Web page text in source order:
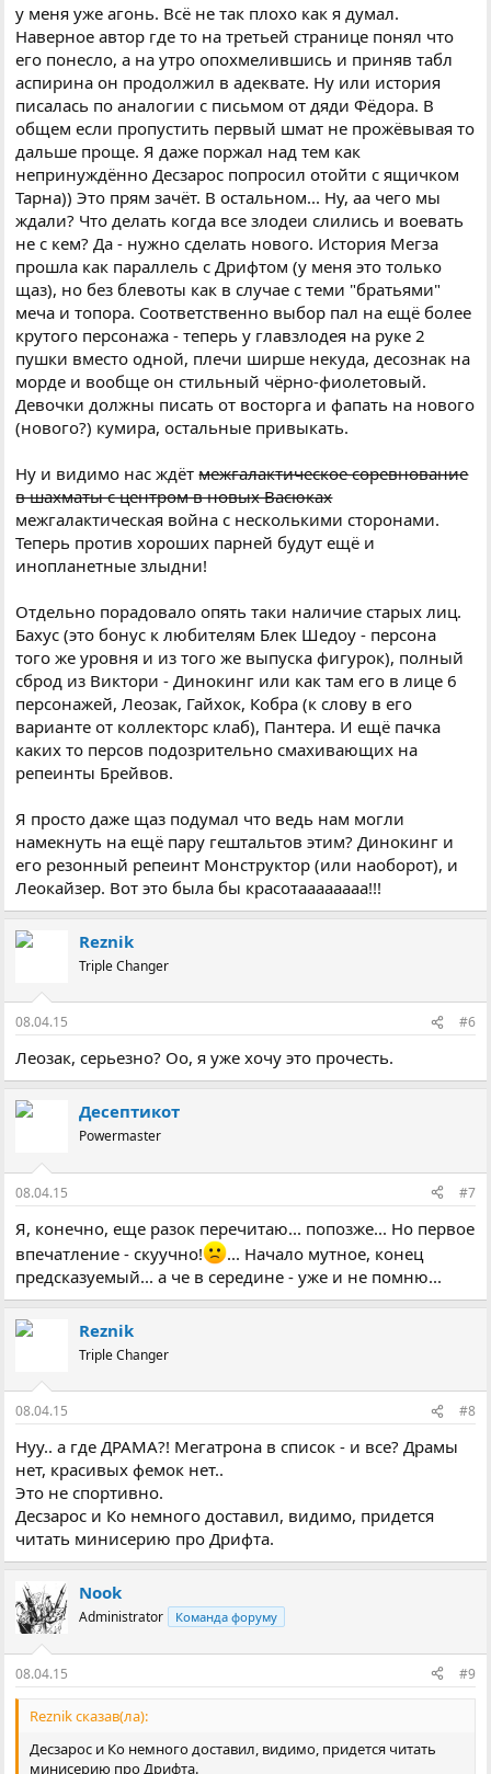
у меня уже агонь. Всё не так плохо как я думал.
Наверное автор где то на третьей странице понял что
его понесло, а на утро опохмелившись и приняв табл
аспирина он продолжил в адеквате. Ну или история
писалась по аналогии с письмом от дяди Фёдора. В
общем если пропустить первый шмат не прожёвывая то
дальше проще. Я даже поржал над тем как
непринуждённо Десзарос попросил отойти с ящичком
Тарна)) Это прям зачёт. В остальном... Ну, аа чего мы
ждали? Что делать когда все злодеи слились и воевать
не с кем? Да - нужно сделать нового. История Мегза
прошла как параллель с Дрифтом (у меня это только
щаз), но без блевоты как в случае с теми "братьями"
меча и топора. Соответственно выбор пал на ещё более
крутого персонажа - теперь у главзлодея на руке 2
пушки вместо одной, плечи ширше некуда, десознак на
морде и вообще он стильный чёрно-фиолетовый.
Девочки должны писать от восторга и фапать на нового
(нового?) кумира, остальные привыкать.
Ну и видимо нас ждётмежгалактическое соревнование
в шахматы с центром в новых Васюках
межгалактическая война с несколькими сторонами.
Теперь против хороших парней будут ещё и
инопланетные злыдни!
Отдельно порадовало опять таки наличие старых лиц.
Бахус (это бонус к любителям Блек Шедоу - персона
того же уровня и из того же выпуска фигурок), полный
сброд из Виктори - Динокинг или как там его в лице 6
персонажей, Леозак, Гайхок, Кобра (к слову в его
варианте от коллекторс клаб), Пантера. И ещё пачка
каких то персов подозрительно смахивающих на
репеинты Брейвов.
Я просто даже щаз подумал что ведь нам могли
намекнуть на ещё пару гештальтов этим? Динокинг и
его резонный репеинт Монструктор (или наоборот), и
Леокайзер. Вот это была бы красотаааааааа!!!
Reznik
Triple Changer
08.04.15 #6
Леозак, серьезно? Оо, я уже хочу это прочесть.
Десептикот
Powermaster
08.04.15 #7
Я, конечно, еще разок перечитаю... попозже... Но первое
впечатление - скуучно!
... Начало мутное, конец
предсказуемый... а че в середине - уже и не помню...
Reznik
Triple Changer
08.04.15 #8
Нуу.. а где ДРАМА?! Мегатрона в список - и все? Драмы
нет, красивых фемок нет..
Это не спортивно.
Десзарос и Ко немного доставил, видимо, придется
читать минисерию про Дрифта.
Nook
Administrator Команда форуму
08.04.15 #9
Reznik сказав(ла):
Десзарос и Ко немного доставил, видимо, придется читать
минисерию про Дрифта.